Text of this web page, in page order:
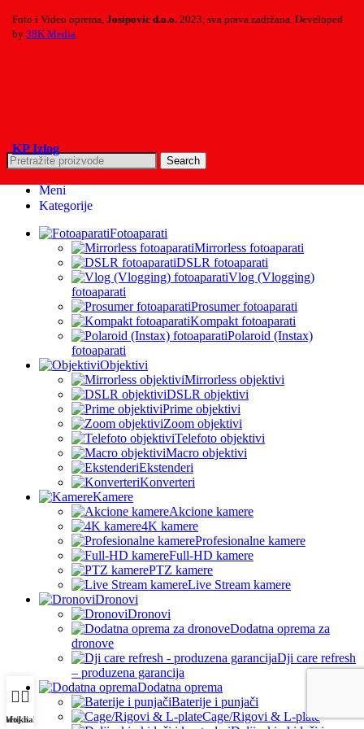
Foto i Video oprema, Josipovic d.o.o. 2023, sva prava zadržana. Developed
by 38K Media.
KP Izlog
Search
Meni
Kategorije
Fotoaparati
Mirrorless fotoaparati
DSLR fotoaparati
Vlog (Vlogging)
fotoaparati
Prosumer fotoaparati
Kompakt fotoaparati
Polaroid (Instax)
fotoaparati
Objektivi
Mirrorless objektivi
DSLR objektivi
Prime objektivi
Zoom objektivi
Telefoto objektivi
Macro objektivi
Ekstenderi
Konverteri
Kamere
Akcione kamere
4K kamere
Profesionalne kamere
Full-HD kamere
PTZ kamere
Live Stream kamere
Dronovi
Dronovi
Dodatna oprema za
dronove
Dji care refresh
– produzena garancija
Dodatna oprema
Baterije i punjači
Cage/Rigovi & L-plate
Artikli
Moj nalog